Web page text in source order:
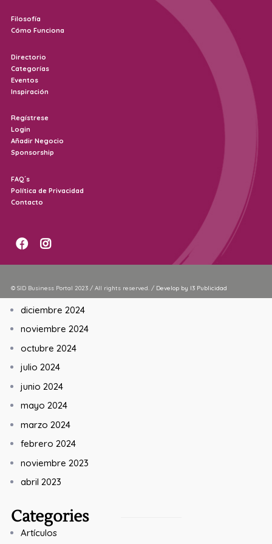
Iniciar sesión
[user_registration_my_account]
Archives
agosto 2026
junio 2026
noviembre 2025
junio 2025
diciembre 2024
noviembre 2024
octubre 2024
julio 2024
junio 2024
mayo 2024
marzo 2024
febrero 2024
noviembre 2023
abril 2023
Categories
Artículos
Filosofía
Cómo Funciona
Directorio
Categorías
Eventos
Inspiración
Regístrese
Login
Añadir Negocio
Sponsorship
FAQ´s
Política de Privacidad
Contacto
© SID Business Portal 2023 / All rights reserved. / Develop by I3 Publicidad